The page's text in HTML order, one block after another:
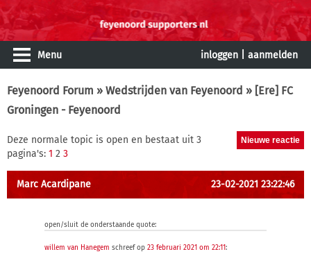
Menu inloggen aanmelden
Feyenoord Forum » Wedstrijden van Feyenoord » [Ere] FC
Groningen - Feyenoord
Deze normale topic is open en bestaat uit 3
pagina's: 1 2 3
Marc Acardipane 23-02-2021 23:22:46
open/sluit de onderstaande quote:
willem van Hanegem schreef op 23 februari 2021 om 22:11: